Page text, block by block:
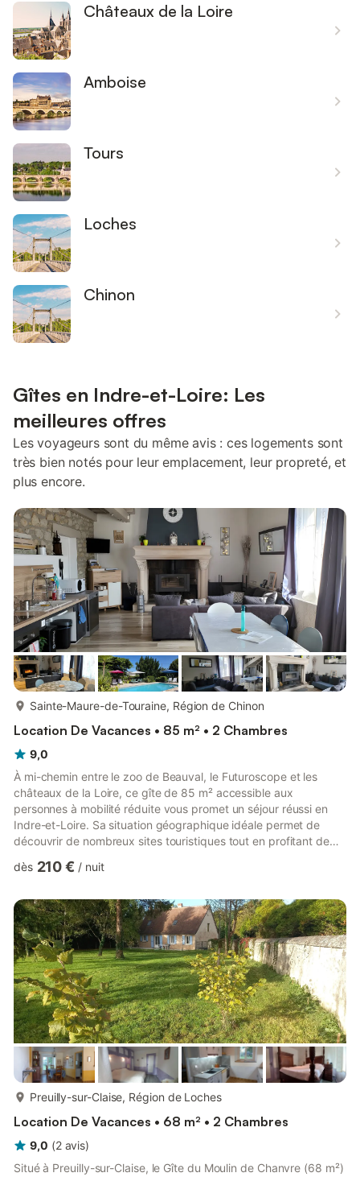
Châteaux de la Loire
Amboise
Tours
Loches
Chinon
Gîtes en Indre-et-Loire: Les
meilleures offres
Les voyageurs sont du même avis : ces logements sont
très bien notés pour leur emplacement, leur propreté, et
plus encore.
Sainte-Maure-de-Touraine, Région de Chinon
Location De Vacances • 85 m² • 2 Chambres
9,0
À mi-chemin entre le zoo de Beauval, le Futuroscope et les
châteaux de la Loire, ce gîte de 85 m² accessible aux
personnes à mobilité réduite vous promet un séjour réussi en
Indre-et-Loire. Sa situation géographique idéale permet de
découvrir de nombreux sites touristiques tout en profitant de
bien-être. Vous pouvez réserver, avec un supplément, une
l'avance et selon les disponibilités restantes (détails sur
demande). La piscine (9x4 m) est ouverte en juin, juillet et ...
dès 210 € / nuit
Preuilly-sur-Claise, Région de Loches
Location De Vacances • 68 m² • 2 Chambres
9,0 (2 avis)
Situé à Preuilly-sur-Claise, le Gîte du Moulin de Chanvre (68 m²)